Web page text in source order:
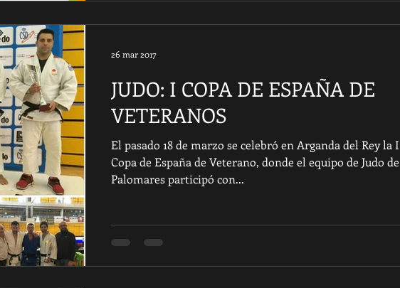
JUDO: I COPA DE ESPAÑA DE
VETERANOS
El pasado 18 de marzo se celebró en Arganda del Rey la I
Copa de España de Veterano, donde el equipo de Judo de
Palomares participó con...
26 mar 2017